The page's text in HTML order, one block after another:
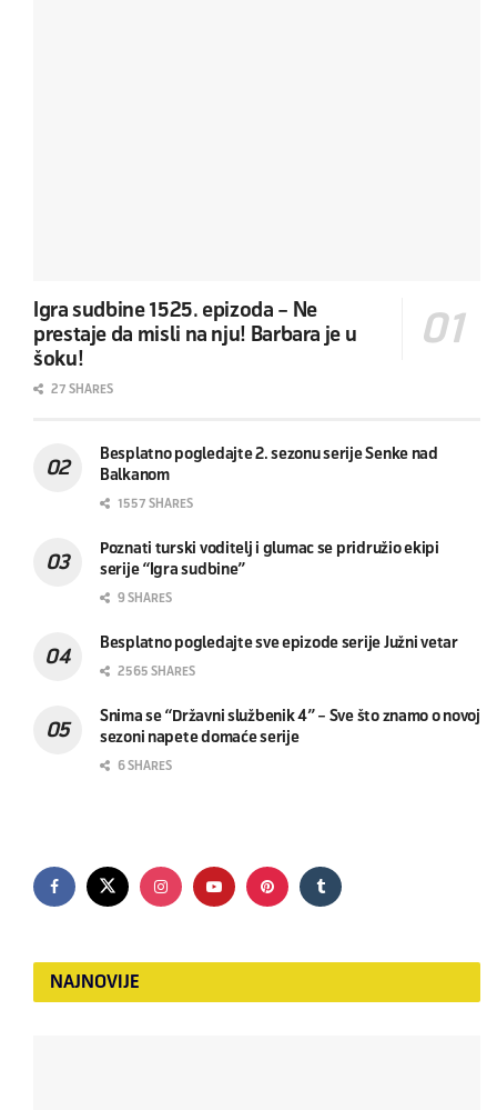
Igra sudbine 1525. epizoda – Ne
prestaje da misli na nju! Barbara je u
šoku!
27 SHARES
Besplatno pogledajte 2. sezonu serije Senke nad
Balkanom
1557 SHARES
Poznati turski voditelj i glumac se pridružio ekipi
serije “Igra sudbine”
9 SHARES
Besplatno pogledajte sve epizode serije Južni vetar
2565 SHARES
Snima se “Državni službenik 4” – Sve što znamo o novoj
sezoni napete domaće serije
6 SHARES
NAJNOVIJE